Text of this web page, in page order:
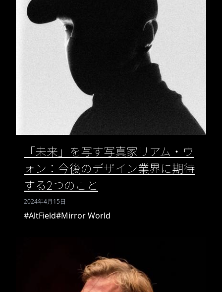
「未来」を写す写真家リアム・ウ
ォン：今後のデザイン業界に期待
する2つのこと
2024年4月15日
#AltField#Mirror World